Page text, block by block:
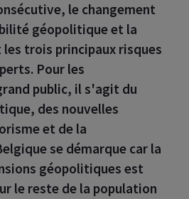
le changement
géopolitique et la
trois principaux risques
Pour les
public, il s'agit du
des nouvelles
et de la
se démarque car la
géopolitiques est
le reste de la population